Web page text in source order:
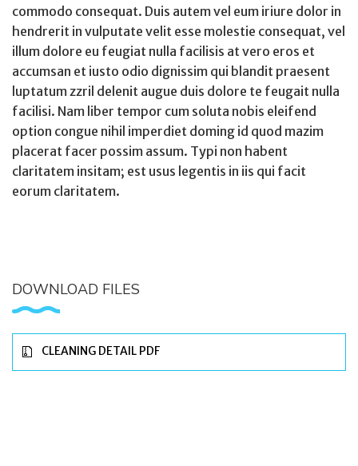
commodo consequat. Duis autem vel eum iriure dolor in
hendrerit in vulputate velit esse molestie consequat, vel
illum dolore eu feugiat nulla facilisis at vero eros et
accumsan et iusto odio dignissim qui blandit praesent
luptatum zzril delenit augue duis dolore te feugait nulla
facilisi. Nam liber tempor cum soluta nobis eleifend
option congue nihil imperdiet doming id quod mazim
placerat facer possim assum. Typi non habent
claritatem insitam; est usus legentis in iis qui facit
eorum claritatem.
DOWNLOAD FILES
CLEANING DETAIL PDF